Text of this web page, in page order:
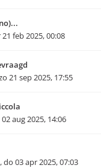
21 feb 2025, 00:08
21 sep 2025, 17:55
02 aug 2025, 14:06
,do 03 apr 2025, 07:03